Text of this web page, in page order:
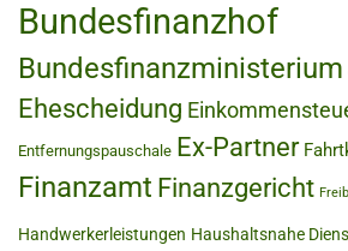
Bundesfinanzhof
Bundesfinanzministerium
Ehescheidung
Entfernungspauschale Ex-Partner
Finanzamt Finanzgericht
Handwerkerleistungen Haushaltsnahe